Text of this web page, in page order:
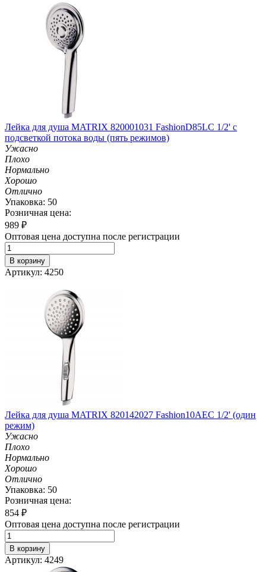
Лейка для душа MATRIX 820001031 Fashion­D85LC 1/2' с
подсветкой потока воды (пять режимов)
Ужасно
Плохо
Нормально
Хорошо
Отлично
Упаковка: 50
Розничная цена:
989 ₽
Оптовая цена доступна после регистрации
В корзину
Артикул: 4250
Лейка для душа MATRIX 820142027 Fashion10AEC 1/2' (один
режим)
Ужасно
Плохо
Нормально
Хорошо
Отлично
Упаковка: 50
Розничная цена:
854 ₽
Оптовая цена доступна после регистрации
В корзину
Артикул: 4249